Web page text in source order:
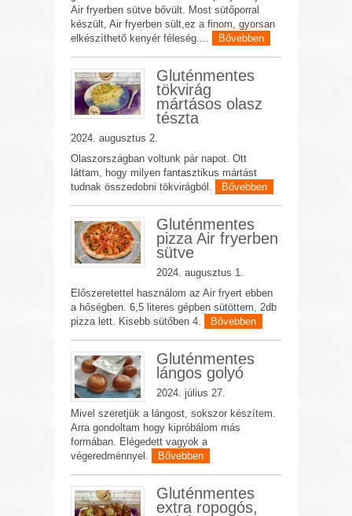
Air fryerben sütve bővült. Most sütőporral
készült, Air fryerben sült,ez a finom, gyorsan
elkészíthető kenyér féleség....
Bővebben
Gluténmentes
tökvirág
mártásos olasz
tészta
2024. augusztus 2.
Olaszországban voltunk pár napot. Ott
láttam, hogy milyen fantasztikus mártást
tudnak összedobni tökvirágból.
Bővebben
Gluténmentes
pizza Air fryerben
sütve
2024. augusztus 1.
Előszeretettel használom az Air fryert ebben
a hőségben. 6,5 literes gépben sütöttem, 2db
pizza lett. Kisebb sütőben 4.
Bővebben
Gluténmentes
lángos golyó
2024. július 27.
Mivel szeretjük a lángost, sokszor készítem.
Arra gondoltam hogy kipróbálom más
formában. Elégedett vagyok a
végeredménnyel.
Bővebben
Gluténmentes
extra ropogós,